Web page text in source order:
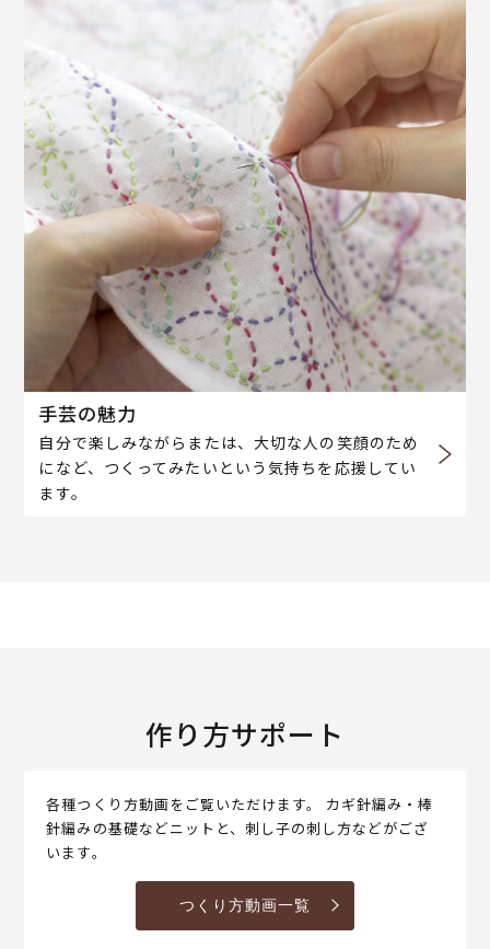
手芸の魅力
自分で楽しみながらまたは、大切な人の笑顔のため
になど、つくってみたいという気持ちを応援してい
ます。
作り方サポート
各種つくり方動画をご覧いただけます。 カギ針編み・棒
針編みの基礎などニットと、刺し子の刺し方などがござ
います。
つくり方動画一覧